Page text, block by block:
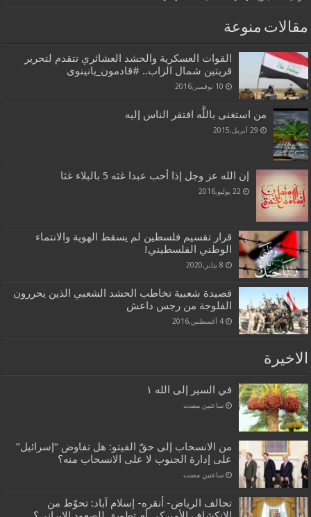
مقالات منوعة
القوات العسكرية والحشد العشائري تتقدم لتحرير
قريتين شمال الزاب.. #قادمون_يانينوى
10 نوفمبر,2016
من استغنى باللَّه افتقر الناس إليه
29 أبريل,2015
إن الله عز وجل إذا أحب عبدا غثه 5 بالبلاء غثا
22 يوليو,2016
قرار تقسيم فلسطين لم يسقط الهوية والانتماء
الوطني الفلسطيني!
8 يناير,2020
قصيدة شعبية تخاطب الحشد الشعبي الذين يحررون
الفلوجة من رجس داعش
4 أغسطس,2016
الاخيرة
في السير إلى الله ١
‏ساعتين مضت
من الانسحاب إلى حقّ الفيتو: هل تفاوض “إسرائيل”
على إدارة الجنوب لا على الانسحاب منه؟
‏ساعتين مضت
تحالف الرياض- أنقره- إسلام آباد: تحوّط من